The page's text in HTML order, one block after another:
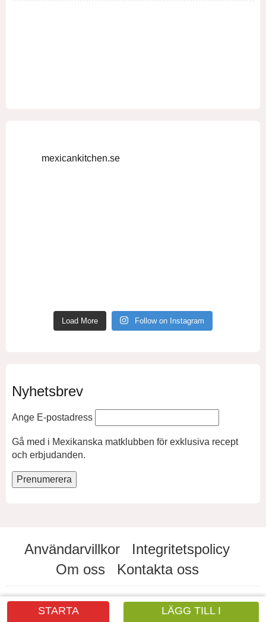
STARTA LÄGG TILL I
mexicankitchen.se
Load More Follow on Instagram
Nyhetsbrev
Ange E-postadress
Gå med i Mexikanska matklubben för exklusiva recept
och erbjudanden.
Användarvillkor
Integritetspolicy
Om oss
Kontakta oss